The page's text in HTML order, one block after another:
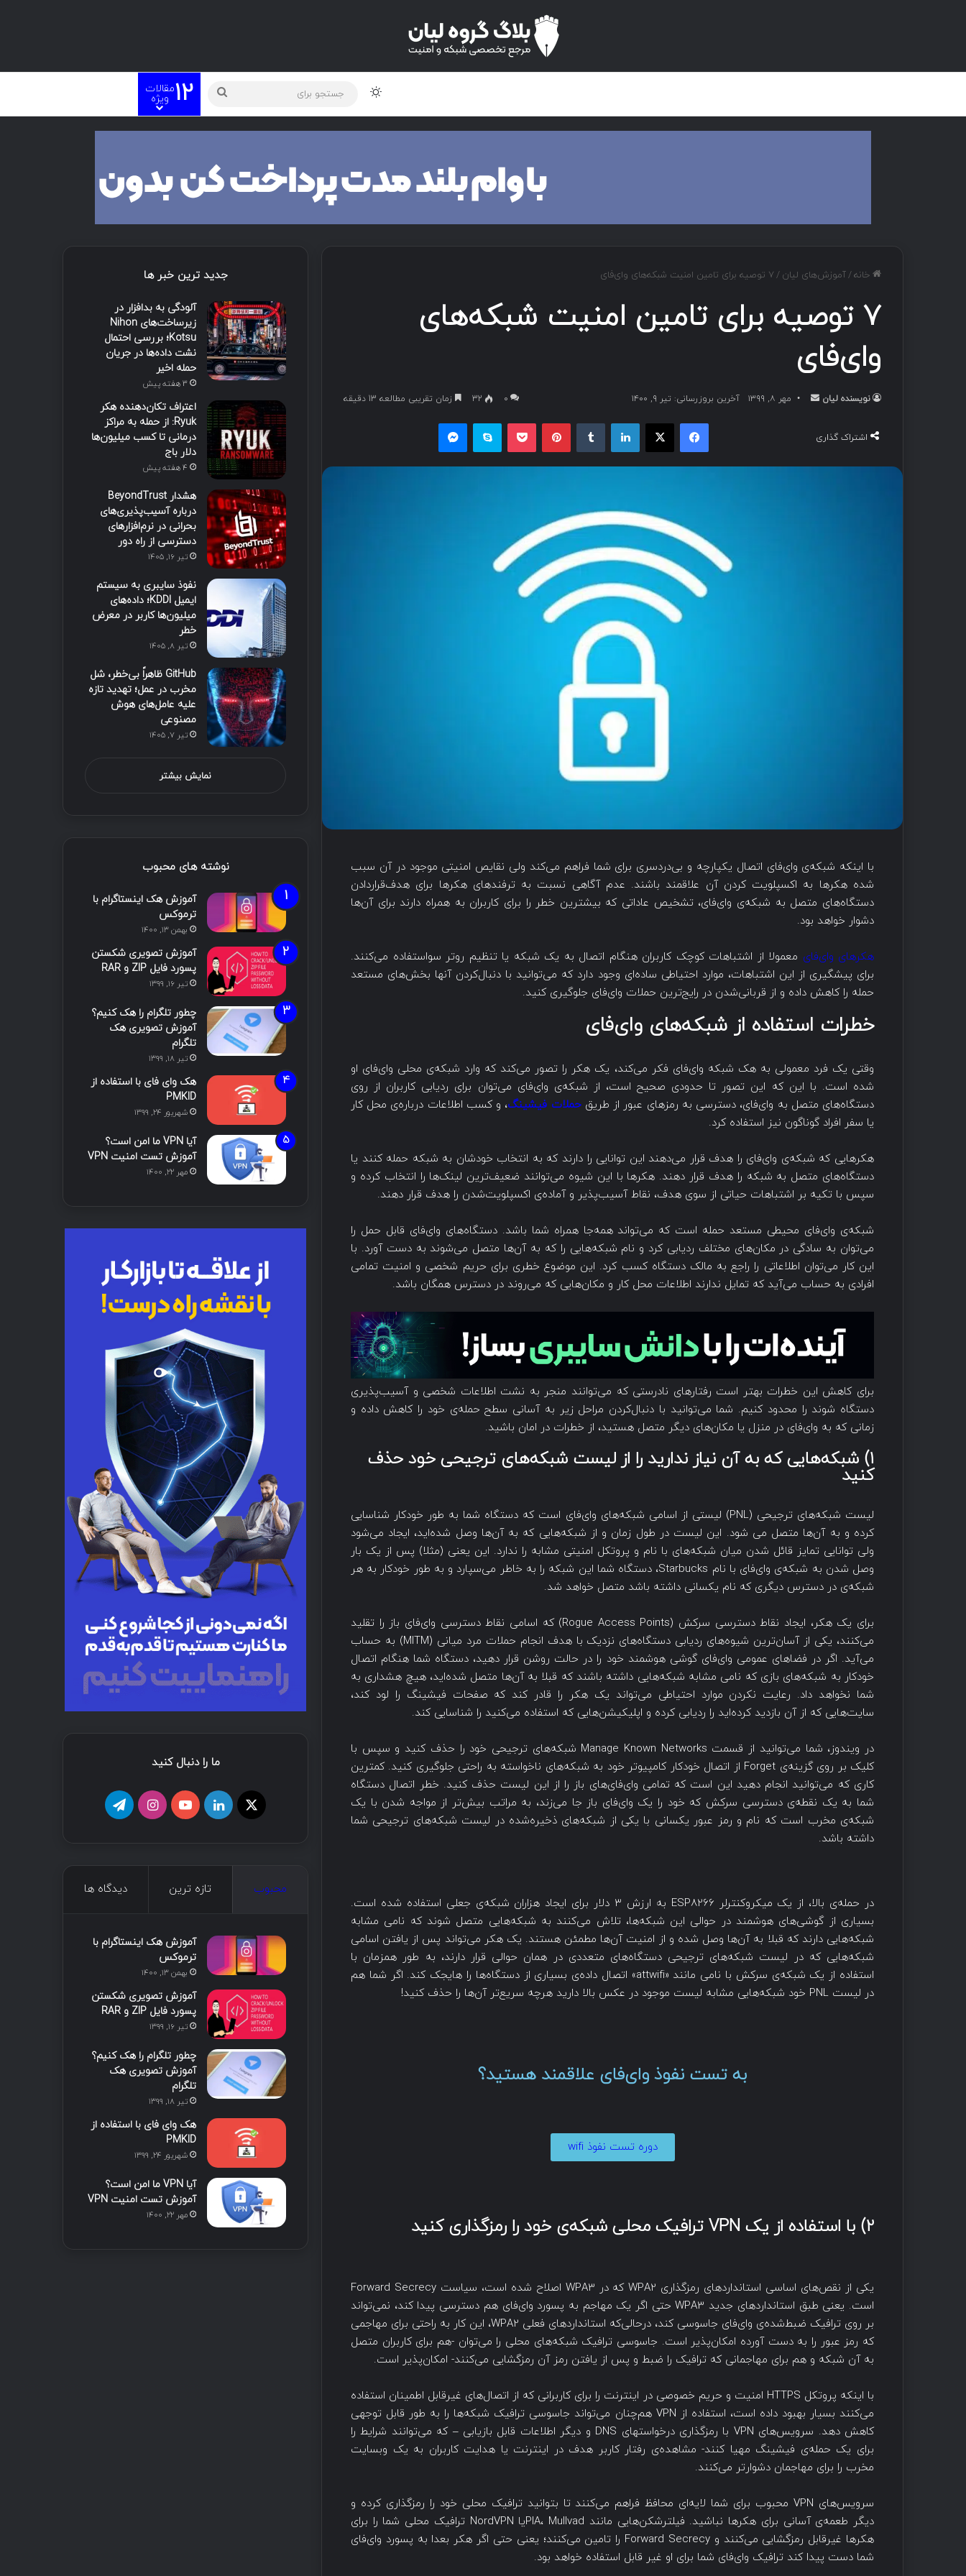
12مقالات
ویژه
خانه/آموزش‌های لیان / ۷ توصیه برای تامین امنیت شبکه‌های وای‌فای
۷ توصیه برای تامین امنیت شبکه‌های
وای‌فای
نویسنده لیان مهر ۸, ۱۳۹۹ آخرین بروزرسانی: تیر ۹, ۱۴۰۰ ۰ 32 زمان تقریبی مطالعه 13 دقیقه
اشتراک گذاری
با اینکه شبکه‌ی وای‌فای اتصال یکپارچه و بی‌دردسری برای شما فراهم می‌کند ولی نقایص امنیتی موجود در آن سبب
شده هکرها به اکسپلویت کردن آن علاقمند باشند. عدم آگاهی نسبت به ترفندهای هکرها برای هدف‌قراردادن
دستگاه‌های متصل به شبکه‌ی وای‌فای، تشخیص عاداتی که بیشترین خطر را برای کاربران به همراه دارند برای آن‌ها
دشوار خواهد بود.
هکرهای وای‌فای معمولا از اشتباهات کوچک کاربران هنگام اتصال به یک شبکه یا تنظیم روتر سواستفاده می‌کنند.
برای پیشگیری از این اشتباهات، موارد احتیاطی ساده‌ای وجود دارد که می‌توانید با دنبال‌کردن آنها بخش‌های مستعد
حمله را کاهش داده و از قربانی‌شدن در رایج‌ترین حملات وای‌فای جلوگیری کنید.
خطرات استفاده از شبکه‌های وای‌فای
وقتی یک فرد معمولی به هک شبکه وای‌فای فکر می‌کند، یک هکر را تصور می‌کند که وارد شبکه‌ی محلی وای‌فای او
شده است. با این که این تصور تا حدودی صحیح است، از شبکه‌ی وای‌فای می‌توان برای ردیابی کاربران از روی
دستگاه‌های متصل به وای‌فای، دسترسی به رمزهای عبور از طریقحملات فیشینگ، و کسب اطلاعات درباره‌ی محل کار
یا سفر افراد گوناگون نیز استفاده کرد.
هکرهایی که شبکه‌ی وای‌فای را هدف قرار می‌دهند این توانایی را دارند که به انتخاب خودشان به شبکه حمله کنند یا
دستگاه‌های متصل به شبکه را هدف قرار دهند. هکرها با این شیوه می‌توانند ضعیف‌ترین لینک‌ها را انتخاب کرده و
سپس با تکیه بر اشتباهات حیاتی از سوی هدف، نقاط آسیب‌پذیر و آماده‌ی اکسپلویت‌شدن را هدف قرار ‌دهند.
شبکه‌ی وای‌فای محیطی مستعد حمله است که می‌تواند همه‌جا همراه شما باشد. دستگاه‌های وای‌فای قابل حمل را
می‌توان به سادگی در مکان‌های مختلف ردیابی کرد و نام شبکه‌هایی را که به آن‌ها متصل می‌شوند به دست آورد. با
این کار می‌توان اطلاعاتی را راجع به مالک دستگاه کسب کرد. این موضوع خطری برای حریم شخصی و امنیت تمامی
افرادی به حساب می‌آید که تمایل ندارند اطلاعات محل کار و مکان‌هایی که می‌روند در دسترس همگان باشد.
برای کاهش این خطرات بهتر است رفتارهای نادرستی که می‌توانند منجر به نشت اطلاعات شخصی و آسیب‌پذیری
دستگاه شوند را محدود کنیم. شما می‌توانید با دنبال‌کردن مراحل زیر به آسانی سطح حمله‌ی خود را کاهش داده و
زمانی که به وای‌فای در منزل یا مکان‌های دیگر متصل هستید، از خطرات در امان باشید.
۱) شبکه‌هایی که به آن نیاز ندارید را از لیست شبکه‌های ترجیحی خود حذف
کنید
لیست شبکه‌های ترجیحی (PNL) لیستی از اسامی شبکه‌های وای‌فای است که دستگاه شما به طور خودکار شناسایی
کرده و به آن‌ها متصل می شود. این لیست در طول زمان و از شبکه‌هایی که به آن‌ها وصل شده‌اید، ایجاد می‌شود
ولی توانایی تمایز قائل شدن میان شبکه‌های با نام و پروتکل امنیتی مشابه را ندارد. این یعنی (مثلا) پس از یک بار
وصل شدن به شبکه‌ی وای‌فای با نام Starbucks، دستگاه شما این شبکه را به خاطر می‌سپارد و به طور خودکار به هر
شبکه‌ی در دسترس دیگری که نام یکسانی داشته باشد متصل خواهد شد.
برای یک هکر، ایجاد نقاط دسترسی سرکش (Rogue Access Points) که اسامی نقاط دسترسی وای‌فای باز را تقلید
می‌کنند، یکی از آسان‌ترین شیوه‌های ردیابی دستگاه‌های نزدیک با هدف انجام حملات مرد میانی (MITM) به حساب
می‌آید. اگر در فضاهای عمومی وای‌فای گوشی هوشمند خود را در حالت روشن قرار دهید، دستگاه شما هنگام اتصال
خودکار به شبکه‌های بازی که نامی مشابه شبکه‌هایی داشته باشند که قبلا به آن‌ها متصل شده‌اید، هیچ هشداری به
شما نخواهد داد. رعایت نکردن موارد احتیاطی می‌تواند یک هکر را قادر کند که صفحات فیشینگ را لود کند،
سایت‌هایی که از آن بازدید کرده‌اید را ردیابی کرده و اپلیکیشن‌هایی که استفاده می‌کنید را شناسایی کند.
در ویندوز، شما می‌توانید از قسمت Manage Known Networks شبکه‌های ترجیحی خود را حذف کنید و سپس با
کلیک بر روی گزینه‌ی Forget از اتصال خودکار کامپیوتر خود به شبکه‌های ناخواسته به راحتی جلوگیری کنید. کمترین
کاری که می‌توانید انجام دهید این است که تمامی وای‌فای‌های باز را از این لیست حذف کنید. خطر اتصال دستگاه
شما به یک نقطه‌ی دسترسی سرکش که خود را یک وای‌فای باز جا می‌زند، به مراتب بیش‌تر از مواجه شدن با یک
شبکه‌ی مخرب است که نام و رمز عبور یکسانی با یکی از شبکه‌های ذخیره‌شده در لیست شبکه‌های ترجیحی شما
داشته باشد.
در حمله‌ی بالا، از یک میکروکنترلر ESP8266 به ارزش ۳ دلار برای ایجاد هزاران شبکه‌‌ی جعلی استفاده شده است.
بسیاری از گوشی‌های هوشمند در حوالی این شبکه‌ها، تلاش می‌کنند به شبکه‌هایی متصل شوند که نامی مشابه
شبکه‌هایی دارند که قبلا به آن‌ها وصل شده و از امنیت آن‌ها مطمئن هستند. یک هکر می‌تواند پس از یافتن اسامی
شبکه‌هایی که در لیست شبکه‌های ترجیحی دستگاه‌های متعددی در همان حوالی قرار دارند، به طور همزمان با
استفاده از یک شبکه‌ی سرکش با نامی مانند «attwifi» اتصال داده‌ی بسیاری از دستگاه‌ها را هایجک کند. اگر شما هم
در لیست PNL خود شبکه‌هایی مشابه لیست موجود در عکس بالا دارید هرچه سریع‌تر آن‌ها را حذف کنید!
به تست نفوذ وای‌فای علاقمند هستید؟
دوره تست نفوذ wifi
۲) با استفاده از یک VPN ترافیک محلی شبکه‌ی خود را رمزگذاری کنید
یکی از نقص‌های اساسی استانداردهای رمزگذاری WPA2 که در WPA3 اصلاح شده است، سیاست Forward Secrecy
است. یعنی طبق استانداردهای جدید WPA3 حتی اگر یک مهاجم به پسورد وای‌فای هم دسترسی پیدا کند، نمی‌تواند
بر روی ترافیک ضبط‌شده‌ی وای‌فای جاسوسی کند، درحالی‌که استانداردهای فعلی WPA2، این کار به راحتی برای مهاجمی
که رمز عبور را به دست آورده امکان‌پذیر است. جاسوسی ترافیک شبکه‌های محلی را می‌توان -هم برای کاربران متصل
به آن شبکه و هم برای مهاجمانی که ترافیک را ضبط و پس از یافتن رمز آن رمزگشایی می‌کنند- امکان‌پذیر است.
با اینکه پروتکل HTTPS امنیت و حریم خصوصی در اینترنت را برای کاربرانی که از اتصال‌های غیرقابل اطمینان استفاده
می‌کنند بسیار بهبود داده است، استفاده از VPN هم‌چنان می‌تواند جاسوسی ترافیک شبکه‌ها را به طور قابل توجهی
کاهش دهد. سرویس‌های VPN با رمزگذاری درخواستهای DNS و دیگر اطلاعات قابل بازیابی – که می‌توانند شرایط را
برای یک حمله‌ی فیشینگ مهیا کنند- مشاهده‌ی رفتار کاربر هدف در اینترنت یا هدایت کاربران به یک وبسایت
مخرب را برای مهاجمان دشوارتر می‌کنند.
سرویس‌های VPN محبوب برای شما لایه‌ای محافظ فراهم می‌کنند تا بتوانید ترافیک محلی خود را رمزگذاری کرده و
دیگر طعمه‌ی آسانی برای هکرها نباشید. فیلترشکن‌هایی مانند PIA، Mullvadیا NordVPN ترافیک محلی شما را برای
هکرها غیرقابل رمزگشایی می‌کنند و Forward Secrecy را تامین می‌کنند؛ یعنی حتی اگر هکر بعدا به پسورد وای‌فای
شما دست پیدا کند ترافیک وای‌فای شما برای او غیر قابل استفاده خواهد بود.
جدید ترین خبر ها
آلودگی به بدافزار در
زیرساخت‌های Nihon
Kotsu؛ بررسی احتمال
نشت داده‌ها در جریان
حمله اخیر
3 هفته پیش
اعتراف تکان‌دهنده هکر
Ryuk: از حمله به مراکز
درمانی تا کسب میلیون‌ها
دلار باج
4 هفته پیش
هشدار BeyondTrust
درباره آسیب‌پذیری‌های
بحرانی در نرم‌افزارهای
دسترسی از راه دور
تیر ۱۶, ۱۴۰۵
نفوذ سایبری به سیستم
ایمیل KDDI؛ داده‌های
میلیون‌ها کاربر در معرض
خطر
تیر ۸, ۱۴۰۵
GitHub ظاهراً بی‌خطر، شل
مخرب در عمل؛ تهدید تازه
علیه عامل‌های هوش
مصنوعی
تیر ۷, ۱۴۰۵
نمایش بیشتر
نوشته های محبوب
آموزش هک اینستاگرام با
ترموکس
بهمن ۱۳, ۱۴۰۰
آموزش تصویری شکستن
پسورد فایل ZIP و RAR
تیر ۱۶, ۱۳۹۹
چطور تلگرام را هک کنیم؟
آموزش تصویری هک
تلگرام
تیر ۱۸, ۱۳۹۹
هک وای فای با استفاده از
PMKID
شهریور ۲۴, ۱۳۹۹
آیا VPN ما امن است؟
آموزش تست امنیت VPN
مهر ۲۲, ۱۴۰۰
ما را دنبال کنید
محبوب تازه ترین دیدگاه ها
آموزش هک اینستاگرام با
ترموکس
بهمن ۱۳, ۱۴۰۰
آموزش تصویری شکستن
پسورد فایل ZIP و RAR
تیر ۱۶, ۱۳۹۹
چطور تلگرام را هک کنیم؟
آموزش تصویری هک
تلگرام
تیر ۱۸, ۱۳۹۹
هک وای فای با استفاده از
PMKID
شهریور ۲۴, ۱۳۹۹
آیا VPN ما امن است؟
آموزش تست امنیت VPN
مهر ۲۲, ۱۴۰۰